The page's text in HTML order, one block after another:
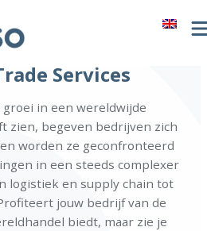
Services
in een wereldwijde
zien, begeven bedrijven zich
worden ze geconfronteerd
in een steeds complexer
logistiek en supply chain tot
jouw bedrijf van de
biedt, maar zie je